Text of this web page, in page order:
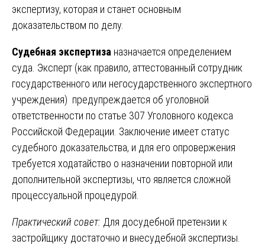
экспертизу, которая и станет основным
доказательством по делу.
Судебная экспертиза назначается определением
суда. Эксперт (как правило, аттестованный сотрудник
государственного или негосударственного экспертного
учреждения) предупреждается об уголовной
ответственности по статье 307 Уголовного кодекса
Российской Федерации. Заключение имеет статус
судебного доказательства, и для его опровержения
требуется ходатайство о назначении повторной или
дополнительной экспертизы, что является сложной
процессуальной процедурой.
Практический совет: Для досудебной претензии к
застройщику достаточно и внесудебной экспертизы.